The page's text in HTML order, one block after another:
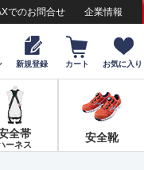
でのお問合せ 企業情報
新規登録 カート お気に入り
全帯
ーネス
安全靴